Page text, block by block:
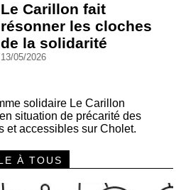
Le Carillon fait
résonner les cloches
de la solidarité
13/05/2026
solidaire Le Carillon
situation de précarité des
et accessibles sur Cholet.
À TOUS